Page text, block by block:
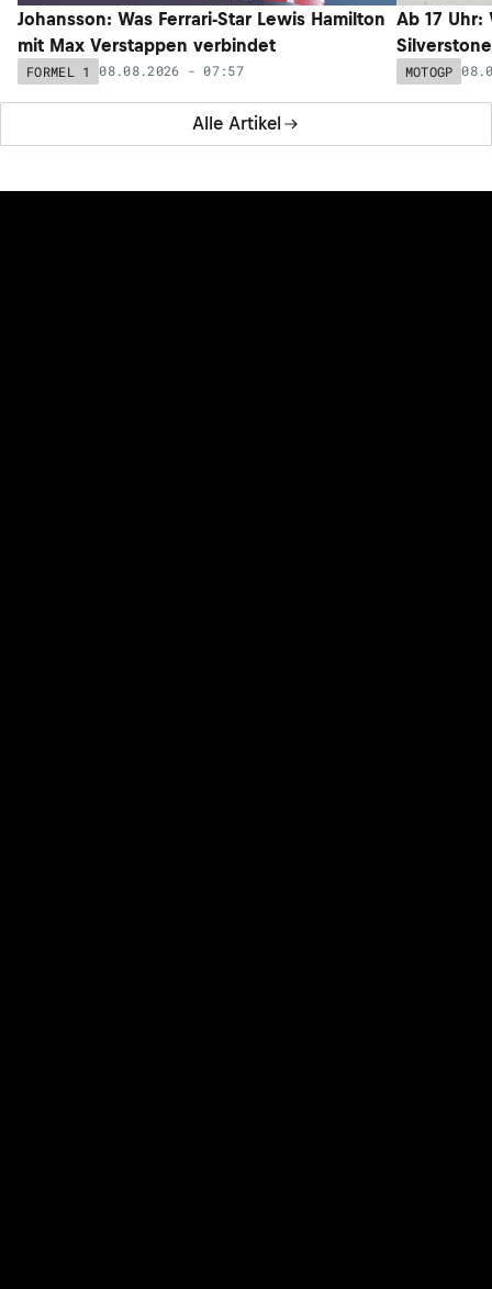
Alle Artikel
Johansson: Was Ferrari-Star Lewis Hamilton
mit Max Verstappen verbindet
FORMEL 1 08.08.2026 - 07:57
Ab 17
MOTOGP